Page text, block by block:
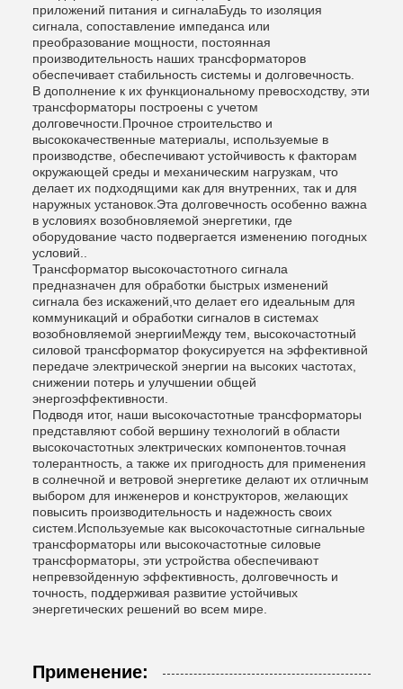
приложений питания и сигналаБудь то изоляция
сигнала, сопоставление импеданса или
преобразование мощности, постоянная
производительность наших трансформаторов
обеспечивает стабильность системы и долговечность.
В дополнение к их функциональному превосходству, эти
трансформаторы построены с учетом
долговечности.Прочное строительство и
высококачественные материалы, используемые в
производстве, обеспечивают устойчивость к факторам
окружающей среды и механическим нагрузкам, что
делает их подходящими как для внутренних, так и для
наружных установок.Эта долговечность особенно важна
в условиях возобновляемой энергетики, где
оборудование часто подвергается изменению погодных
условий..
Трансформатор высокочастотного сигнала
предназначен для обработки быстрых изменений
сигнала без искажений,что делает его идеальным для
коммуникаций и обработки сигналов в системах
возобновляемой энергииМежду тем, высокочастотный
силовой трансформатор фокусируется на эффективной
передаче электрической энергии на высоких частотах,
снижении потерь и улучшении общей
энергоэффективности.
Подводя итог, наши высокочастотные трансформаторы
представляют собой вершину технологий в области
высокочастотных электрических компонентов.точная
толерантность, а также их пригодность для применения
в солнечной и ветровой энергетике делают их отличным
выбором для инженеров и конструкторов, желающих
повысить производительность и надежность своих
систем.Используемые как высокочастотные сигнальные
трансформаторы или высокочастотные силовые
трансформаторы, эти устройства обеспечивают
непревзойденную эффективность, долговечность и
точность, поддерживая развитие устойчивых
энергетических решений во всем мире.
Применение: